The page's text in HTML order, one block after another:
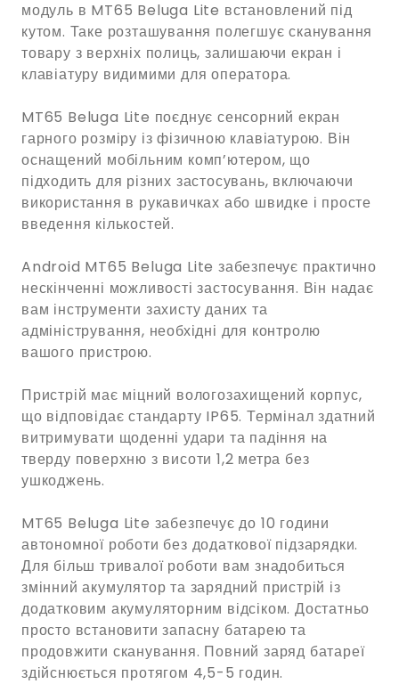
модуль в MT65 Beluga Lite встановлений під
кутом. Таке розташування полегшує сканування
товару з верхніх полиць, залишаючи екран і
клавіатуру видимими для оператора.
MT65 Beluga Lite поєднує сенсорний екран
гарного розміру із фізичною клавіатурою. Він
оснащений мобільним комп’ютером, що
підходить для різних застосувань, включаючи
використання в рукавичках або швидке і просте
введення кількостей.
Android MT65 Beluga Lite забезпечує практично
нескінченні можливості застосування. Він надає
вам інструменти захисту даних та
адміністрування, необхідні для контролю
вашого пристрою.
Пристрій має міцний вологозахищений корпус,
що відповідає стандарту IP65. Термінал здатний
витримувати щоденні удари та падіння на
тверду поверхню з висоти 1,2 метра без
ушкоджень.
MT65 Beluga Lite забезпечує до 10 години
автономної роботи без додаткової підзарядки.
Для більш тривалої роботи вам знадобиться
змінний акумулятор та зарядний пристрій із
додатковим акумуляторним відсіком. Достатньо
просто встановити запасну батарею та
продовжити сканування. Повний заряд батареї
здійснюється протягом 4,5-5 годин.